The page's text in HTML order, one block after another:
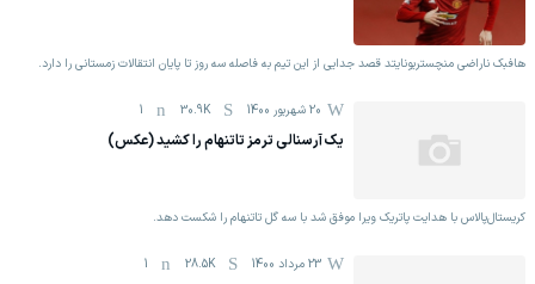
هافبک ناراضی منچستریونایتد قصد جدایی از این تیم به فاصله سه روز تا پایان انتقالات زمستانی را دارد.
20 شهریور 1400 30.9K
1
یک آرسنالی ترمز تاتنهام را کشید (عکس)
کریستال‌پالاس با هدایت پاتریک ویرا موفق شد با سه گل تاتنهام را شکست دهد.
23 مرداد 1400 28.5K
1